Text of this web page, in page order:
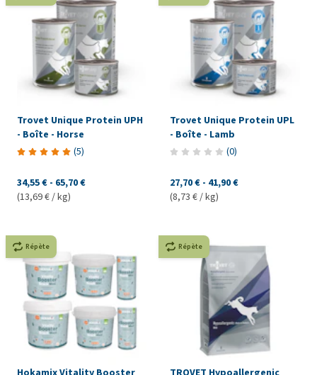
Trovet Unique Protein UPH
- Boîte - Horse
(5)
34,55 € - 65,70 €
(13,69 € / kg)
Trovet Unique Protein UPL
- Boîte - Lamb
(0)
27,70 € - 41,90 €
(8,73 € / kg)
Répète Répète